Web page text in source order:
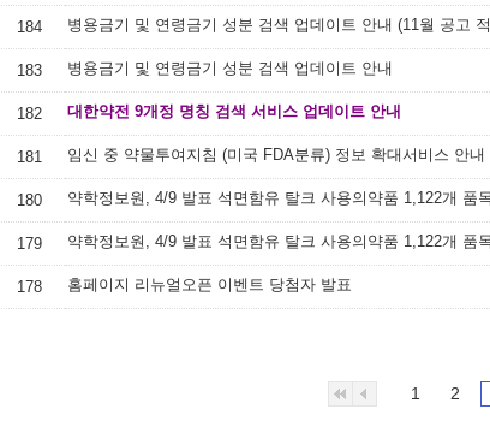
184 병용금기 및 연령금기 성분 검색 업데이트 안내 (11월 공고
183 병용금기 및 연령금기 성분 검색 업데이트 안내
182 대한약전 9개정 명칭 검색 서비스 업데이트 안내
181 임신 중 약물투여지침 (미국 FDA분류) 정보 확대서비스 안내
180 약학정보원, 4/9 발표 석면함유 탈크 사용의약품 1,122개 품
179
178 홈페이지 리뉴얼오픈 이벤트 당첨자 발표
1 2